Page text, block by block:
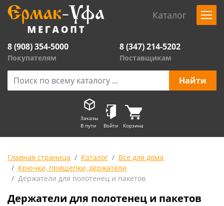
Каталог
8 (908) 354-5000
Покупателям
8 (347) 214-5202
Поставщикам
Заказы
В пути
Войти Корзина
Главная страница Каталог
Все для дома
Крючки, прищепки, держатели
Держатели для полотенец и пакетов
Держатели для полотенец и пакетов